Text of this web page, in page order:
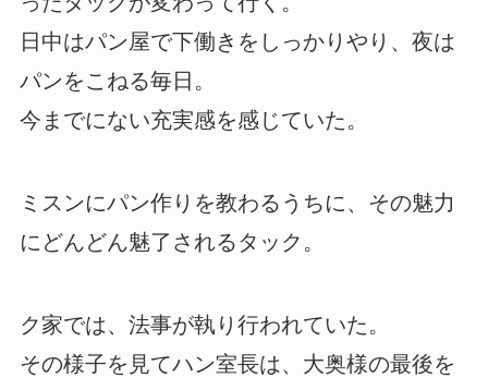
日中はパン屋で下働きをしっかりやり、夜は
パンをこねる毎日。
今までにない充実感を感じていた。
ミスンにパン作りを教わるうちに、その魅力
にどんどん魅了されるタック。
ク家では、法事が執り行われていた。
その様子を見てハン室長は、大奥様の最後を